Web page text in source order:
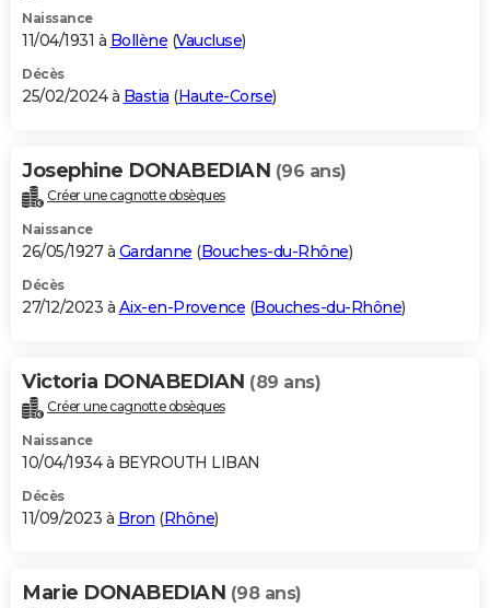
Naissance
11/04/1931 à Bollène (Vaucluse)
Décès
25/02/2024 à Bastia (Haute-Corse)
Josephine DONABEDIAN (96 ans)
Créer une cagnotte obsèques
Naissance
26/05/1927 à Gardanne (Bouches-du-Rhône)
Décès
27/12/2023 à Aix-en-Provence (Bouches-du-Rhône)
Victoria DONABEDIAN (89 ans)
Créer une cagnotte obsèques
Naissance
10/04/1934 à BEYROUTH LIBAN
Décès
11/09/2023 à Bron (Rhône)
Marie DONABEDIAN (98 ans)